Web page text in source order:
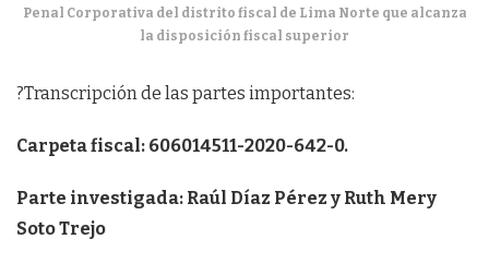
Penal Corporativa del distrito fiscal de Lima Norte que alcanza
la disposición fiscal superior
?Transcripción de las partes importantes:
Carpeta fiscal: 606014511-2020-642-0.
Parte investigada: Raúl Díaz Pérez y Ruth Mery
Soto Trejo